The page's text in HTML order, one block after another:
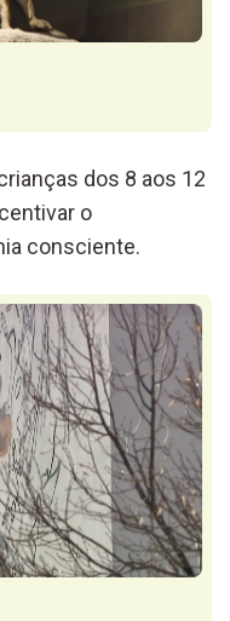
dos 8 aos 12
o
consciente.